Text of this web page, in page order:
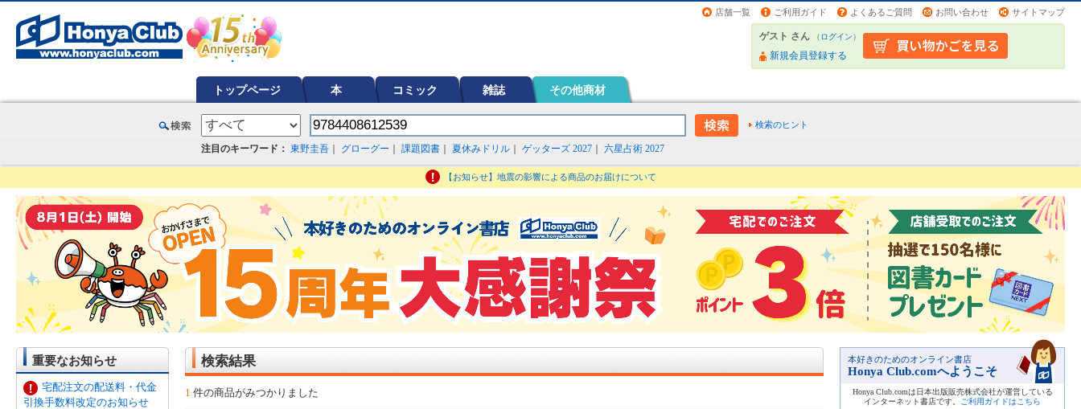
店舗一覧 ご利用ガイド よくあるご質問 お問い合わせ サイトマップ
ゲスト さん （ログイン）
新規会員登録する
トップページ 本 コミック 雑誌 その他商材
検索のヒント
注目のキーワード： 東野圭吾 グローグー 課題図書 夏休みドリル ゲッターズ 2027 六星占術 2027
【お知らせ】地震の影響による商品のお届けについて
重要なお知らせ
宅配注文の配送料・代金
引換手数料改定のお知らせ
検索結果
1 件の商品がみつかりました
本好きのためのオンライン書店
Honya Club.comへようこそ
Honya Club.comは日本出版販売株式会社が運営している
インターネット書店です。
ご利用ガイドはこちら